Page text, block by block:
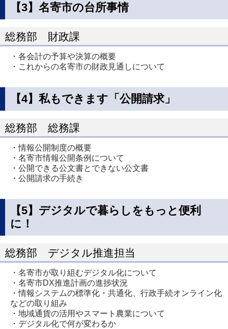
【3】名寄市の台所事情
総務部 財政課
・各会計の予算や決算の概要
・これからの名寄市の財政見通しについて
【4】私もできます「公開請求」
総務部 総務課
・情報公開制度の概要
・名寄市情報公開条例について
・公開できる公文書とできない公文書
・公開請求の手続き
【5】デジタルで暮らしをもっと便利
に！
総務部 デジタル推進担当
・名寄市が取り組むデジタル化について
・名寄市DX推進計画の進捗状況
・情報システムの標準化・共通化、行政手続オンライン化
などの取り組み
・地域通貨の活用やスマート農業について
・デジタル化で何が変わるか